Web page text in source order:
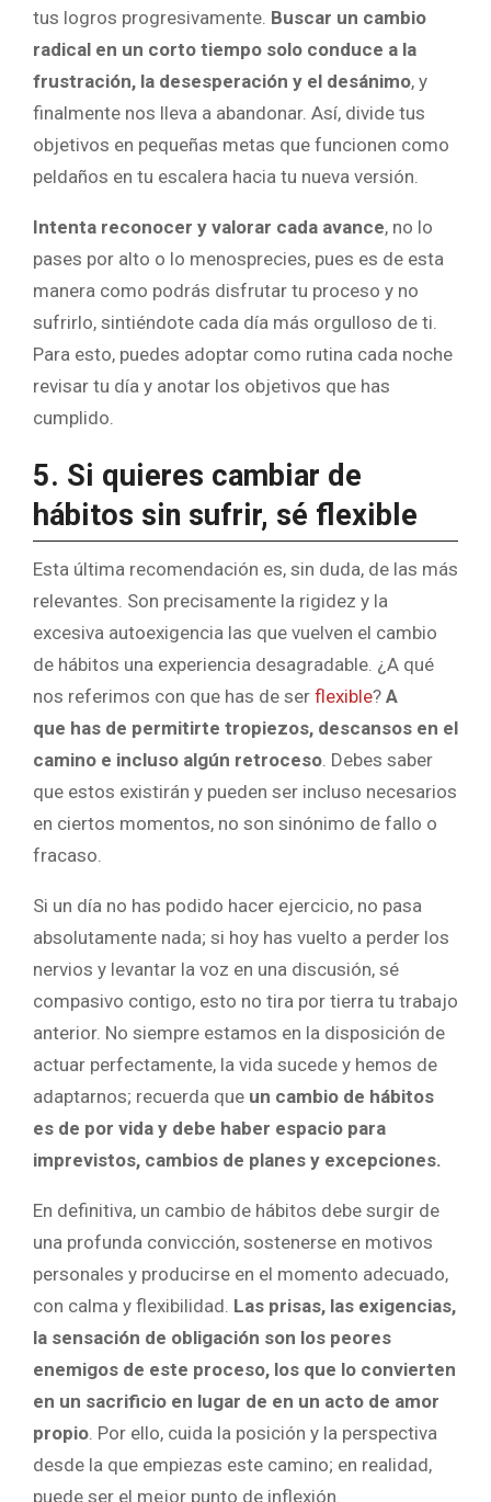
tus logros progresivamente. Buscar un cambio
radical en un corto tiempo solo conduce a la
frustración, la desesperación y el desánimo, y
finalmente nos lleva a abandonar. Así, divide tus
objetivos en pequeñas metas que funcionen como
peldaños en tu escalera hacia tu nueva versión.
Intenta reconocer y valorar cada avance, no lo
pases por alto o lo menosprecies, pues es de esta
manera como podrás disfrutar tu proceso y no
sufrirlo, sintiéndote cada día más orgulloso de ti.
Para esto, puedes adoptar como rutina cada noche
revisar tu día y anotar los objetivos que has
cumplido.
5. Si quieres cambiar de
hábitos sin sufrir, sé flexible
Esta última recomendación es, sin duda, de las más
relevantes. Son precisamente la rigidez y la
excesiva autoexigencia las que vuelven el cambio
de hábitos una experiencia desagradable. ¿A qué
nos referimos con que has de ser flexible? A
que has de permitirte tropiezos, descansos en el
camino e incluso algún retroceso . Debes saber
que estos existirán y pueden ser incluso necesarios
en ciertos momentos, no son sinónimo de fallo o
fracaso.
Si un día no has podido hacer ejercicio, no pasa
absolutamente nada; si hoy has vuelto a perder los
nervios y levantar la voz en una discusión, sé
compasivo contigo, esto no tira por tierra tu trabajo
anterior. No siempre estamos en la disposición de
actuar perfectamente, la vida sucede y hemos de
adaptarnos; recuerda que un cambio de hábitos
es de por vida y debe haber espacio para
imprevistos, cambios de planes y excepciones.
En definitiva, un cambio de hábitos debe surgir de
una profunda convicción, sostenerse en motivos
personales y producirse en el momento adecuado,
con calma y flexibilidad. Las prisas, las exigencias,
la sensación de obligación son los peores
enemigos de este proceso, los que lo convierten
en un sacrificio en lugar de en un acto de amor
propio . Por ello, cuida la posición y la perspectiva
desde la que empiezas este camino; en realidad,
puede ser el mejor punto de inflexión.